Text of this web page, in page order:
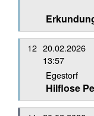
12 20.02.2026
13:57
Egestorf
Hilflose